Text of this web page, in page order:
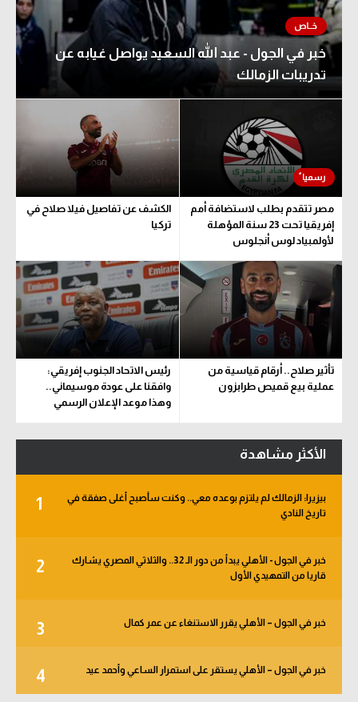
خبر في الجول - عبد الله السعيد يواصل غيابه عن
تدريبات الزمالك
مصر تتقدم بطلب لاستضافة أمم
إفريقيا تحت 23 سنة المؤهلة
لأولمبياد لوس أنجلوس
الكشف عن تفاصيل فيلا صلاح في
تركيا
تأثير صلاح.. أرقام قياسية من
عملية بيع قميص طرابزون
رئيس الاتحاد الجنوب إفريقي:
وافقنا على عودة موسيماني..
وهذا موعد الإعلان الرسمي
الأكثر مشاهدة
1
بيزيرا: الزمالك لم يلتزم بوعده معي.. وكنت سأصبح أغلى صفقة في
تاريخ النادي
2
خبر في الجول - الأهلي يبدأ من دور الـ 32.. والثلاثي المصري يشارك
قاريا من التمهيدي الأول
3 خبر في الجول – الأهلي يقرر الاستنغاء عن عمر كمال
4 خبر في الجول – الأهلي يستقر على استمرار الساعي وأحمد عيد